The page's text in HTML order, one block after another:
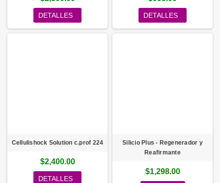
DETALLES DETALLES
Cellulishock Solution c.prof 224
$2,400.00
DETALLES
Silicio Plus - Regenerador y
Reafirmante
$1,298.00